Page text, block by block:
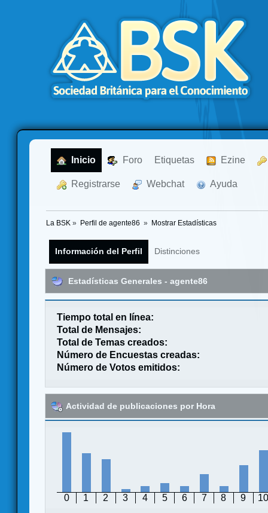
Inicio Foro Etiquetas Ezine
Registrarse Webchat Ayuda
La BSK » Perfil de agente86 » Mostrar Estadísticas
Información del Perfil Distinciones
Estadísticas Generales - agente86
Tiempo total en línea:
Total de Mensajes:
Total de Temas creados:
Número de Encuestas creadas:
Número de Votos emitidos:
Actividad de publicaciones por Hora
0 1 2 3 4 5 6 7 8 9 10